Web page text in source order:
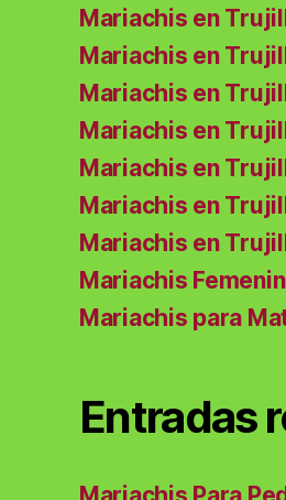
Mariachis en
Mariachis en
Mariachis en
Mariachis en
Mariachis en
Mariachis en
Mariachis en
Mariachis
Mariachis para
Entradas